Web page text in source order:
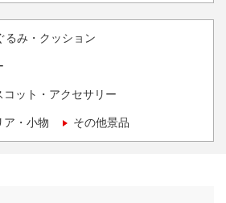
るみ・クッション
ット・アクセサリー
ア・小物 その他景品